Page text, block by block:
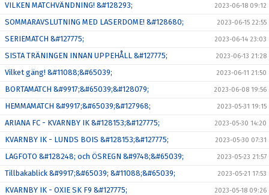
VILKEN MATCHVÄNDNING! &#128293; 2023-06-18 09:12
SOMMARAVSLUTNING MED LASERDOME! &#128680; 2023-06-15 22:55
SERIEMATCH &#127775; 2023-06-14 23:03
SISTA TRÄNINGEN INNAN UPPEHÅLL &#127775; 2023-06-13 21:28
Vilket gäng! &#11088;&#65039; 2023-06-11 21:50
BORTAMATCH &#9917;&#65039;&#128079; 2023-06-08 19:56
HEMMAMATCH &#9917;&#65039;&#127968; 2023-05-31 19:15
ARIANA FC - KVARNBY IK &#128153;&#127775; 2023-05-30 14:20
KVARNBY IK - LUNDS BOIS &#128153;&#127775; 2023-05-30 07:31
LAGFOTO &#128248; och ÖSREGN &#9748;&#65039; 2023-05-23 21:57
Tillbakablick &#9917;&#65039; &#11088;&#65039; 2023-05-21 17:53
KVARNBY IK - OXIE SK F9 &#127775; 2023-05-18 09:26